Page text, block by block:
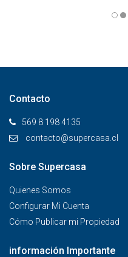
Contacto
569 8 198 4135
contacto@supercasa.cl
Sobre Supercasa
Quienes Somos
Configurar Mi Cuenta
Cómo Publicar mi Propiedad
información Importante